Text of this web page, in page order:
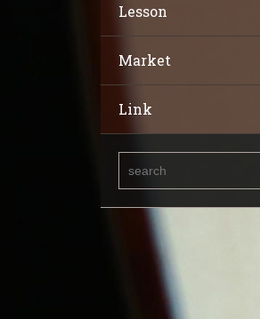
Lesson
Market
Link